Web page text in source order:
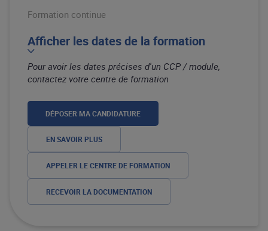
Formation continue
Afficher les dates de la formation
Pour avoir les dates précises d'un CCP / module,
contactez votre centre de formation
DÉPOSER MA CANDIDATURE
EN SAVOIR PLUS
APPELER LE CENTRE DE FORMATION
RECEVOIR LA DOCUMENTATION